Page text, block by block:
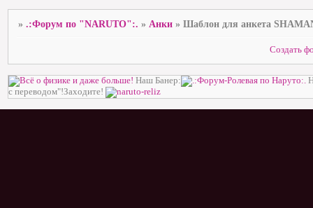
».:Форум по "NARUTO":. » Анки »Шаблон для анкета
Создать
Наш Банер:
с переводом"!Заходите!